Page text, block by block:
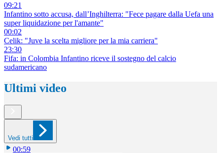
09:21
Infantino sotto accusa, dall’Inghilterra: "Fece pagare dalla Uefa una
super liquidazione per l'amante"
00:02
Celik: "Juve la scelta migliore per la mia carriera"
23:30
Fifa: in Colombia Infantino riceve il sostegno del calcio
sudamericano
Ultimi video
Vedi tutti
00:59